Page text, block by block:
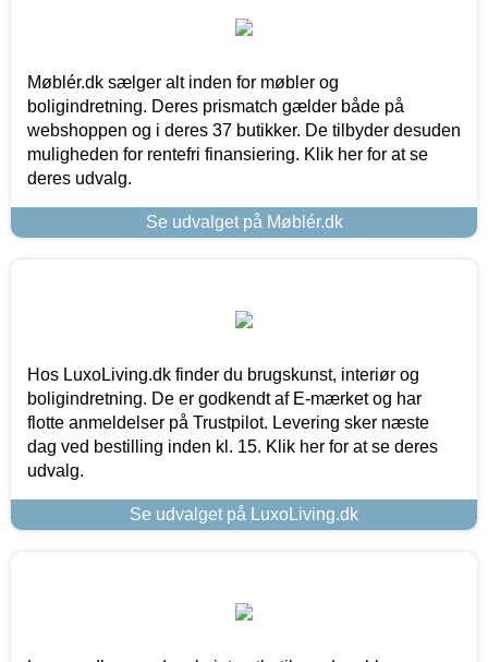
Møblér.dk sælger alt inden for møbler og
boligindretning. Deres prismatch gælder både på
webshoppen og i deres 37 butikker. De tilbyder desuden
muligheden for rentefri finansiering. Klik her for at se
deres udvalg.
Se udvalget på Møblér.dk
Hos LuxoLiving.dk finder du brugskunst, interiør og
boligindretning. De er godkendt af E-mærket og har
flotte anmeldelser på Trustpilot. Levering sker næste
dag ved bestilling inden kl. 15. Klik her for at se deres
udvalg.
Se udvalget på LuxoLiving.dk